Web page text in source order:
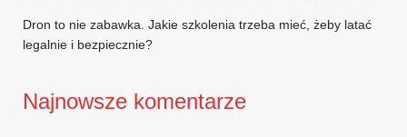
Dron to nie zabawka. Jakie szkolenia trzeba mieć, żeby latać
legalnie i bezpiecznie?
Najnowsze komentarze